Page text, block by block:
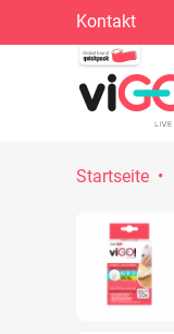
Kontakt
Startseite